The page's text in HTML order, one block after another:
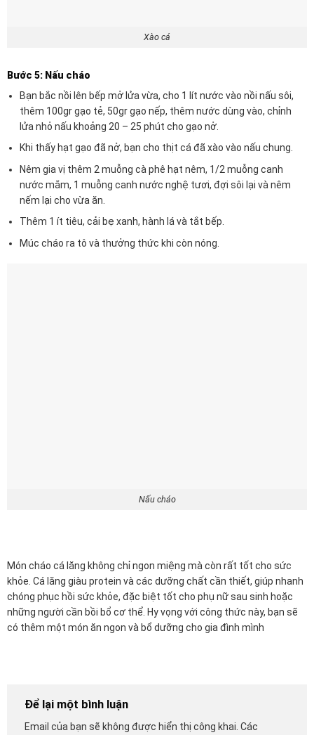
Xào cá
Bước 5: Nấu cháo
Bạn bắc nồi lên bếp mở lửa vừa, cho 1 lít nước vào nồi nấu sôi,
thêm 100gr gạo tẻ, 50gr gạo nếp, thêm nước dùng vào, chỉnh
lửa nhỏ nấu khoảng 20 – 25 phút cho gạo nở.
Khi thấy hạt gạo đã nở, bạn cho thịt cá đã xào vào nấu chung.
Nêm gia vị thêm 2 muỗng cà phê hạt nêm, 1/2 muỗng canh
nước mắm, 1 muỗng canh nước nghệ tươi, đợi sôi lại và nêm
nếm lại cho vừa ăn.
Thêm 1 ít tiêu, cải bẹ xanh, hành lá và tắt bếp.
Múc cháo ra tô và thưởng thức khi còn nóng.
Nấu cháo
Món cháo cá lăng không chỉ ngon miệng mà còn rất tốt cho sức
khỏe. Cá lăng giàu protein và các dưỡng chất cần thiết, giúp nhanh
chóng phục hồi sức khỏe, đặc biệt tốt cho phụ nữ sau sinh hoặc
những người cần bồi bổ cơ thể. Hy vọng với công thức này, bạn sẽ
có thêm một món ăn ngon và bổ dưỡng cho gia đình mình
Để lại một bình luận
Email của bạn sẽ không được hiển thị công khai. Các